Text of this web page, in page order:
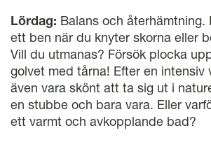
Lördag: Balans och
ett ben när du knyter skorna eller
Vill du utmanas? Försök plocka
golvet med tårna! Efter en intensiv
även vara skönt att ta sig ut i
en stubbe och bara vara. Eller
ett varmt och avkopplande bad?